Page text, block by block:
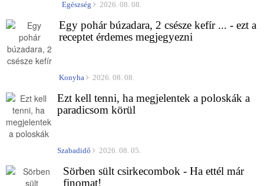
Egészség 2026. 08. 08.
Egy pohár búzadara, 2 csésze kefír ... - ezt a
receptet érdemes megjegyezni
Konyha 2026. 08. 08.
Ezt kell tenni, ha megjelentek a poloskák a
paradicsom körül
Szabadidő 2026. 08. 05.
Sörben sült csirkecombok - Ha ettél már
finomat!